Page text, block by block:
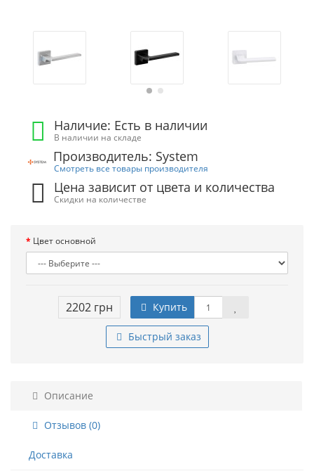
Наличие: Есть в наличии
В наличии на складе
Производитель: System
Смотреть все товары производителя
Цена зависит от цвета и количества
Скидки на количестве
Цвет основной
2202 грн Купить
Быстрый заказ
Описание
Отзывов (0)
Доставка